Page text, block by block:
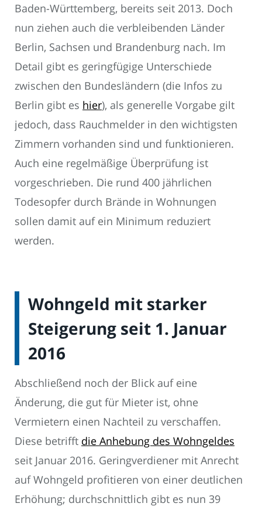
Baden-Württemberg, bereits seit 2013. Doch
nun ziehen auch die verbleibenden Länder
Berlin, Sachsen und Brandenburg nach. Im
Detail gibt es geringfügige Unterschiede
zwischen den Bundesländern (die Infos zu
Berlin gibt es hier), als generelle Vorgabe gilt
jedoch, dass Rauchmelder in den wichtigsten
Zimmern vorhanden sind und funktionieren.
Auch eine regelmäßige Überprüfung ist
vorgeschrieben. Die rund 400 jährlichen
Todesopfer durch Brände in Wohnungen
sollen damit auf ein Minimum reduziert
werden.
Wohngeld mit starker
Steigerung seit 1. Januar
2016
Abschließend noch der Blick auf eine
Änderung, die gut für Mieter ist, ohne
Vermietern einen Nachteil zu verschaffen.
Diese betrifft die Anhebung des Wohngeldes
seit Januar 2016. Geringverdiener mit Anrecht
auf Wohngeld profitieren von einer deutlichen
Erhöhung; durchschnittlich gibt es nun 39